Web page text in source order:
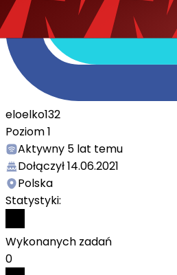
eloelko132
Poziom1
Aktywny 5 lat temu
Dołączył14.06.2021
Polska
Statystyki:
Wykonanych zadań
0